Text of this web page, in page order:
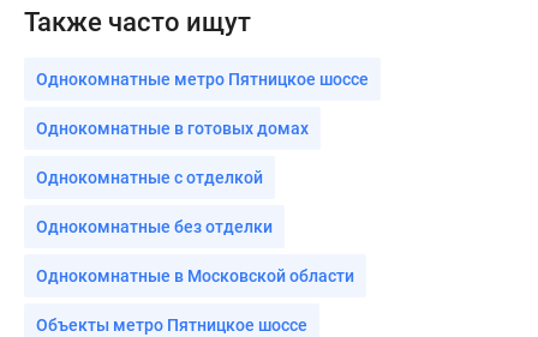
Также часто ищут
Однокомнатные метро Пятницкое шоссе
Однокомнатные в готовых домах
Однокомнатные с отделкой
Однокомнатные без отделки
Однокомнатные в Московской области
Объекты метро Пятницкое шоссе